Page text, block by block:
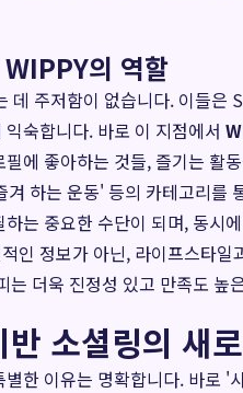
의 역할
데 주저함이 없습니다. 이들은
숙합니다. 바로 이 지점에서
에 좋아하는 것들, 즐기는 활
하는 운동' 등의 카테고리를
는 중요한 수단이 되며, 동시
인 정보가 아닌, 라이프스타
는 더욱 진정성 있고 만족도 높
소셜링의 새
별한 이유는 명확합니다. 바로 '